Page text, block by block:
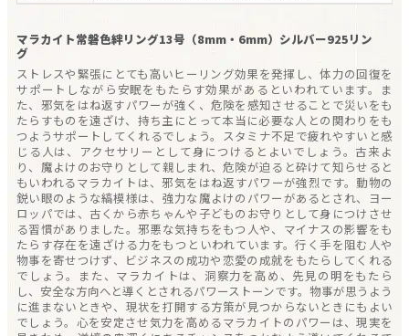
マラカイト常磐色絆リング13号（8mm・6mm）シルバー925リン
グ
ストレスや緊張にとても高いヒーリング効果を発揮し、体力の回復を
サポートしながら安眠をもたらす効果があるといわれています。ま
た、邪気をはね返すパワーが強く、危険を感知させることで災いをも
たらすものを遠ざけ、持ち主にとって本当に必要な人との関わりをも
つようサポートしてくれるでしょう。スタミナ不足で疲れやすいと感
じる人は、アクセサリーとして身につけるとよいでしょう。古来よ
り、魔よけのお守りとして親しまれ、危険が迫ると砕けて知らせると
もいわれるマラカイトは、邪気をはね返すパワーが強烈です。動物の
鋭い眼のような縞模様は、強力な魔よけのパワーがあるとされ、ヨー
ロッパでは、古くから赤ちゃんや子どものお守りとして身につけさせ
る習慣がありました。邪悪な気持ちをもつ人や、マイナスの影響をも
たらす存在を遠ざける力をもつといわれています。行く手を阻む人や
物事を寄せつけず、ビジネスの成功や恋愛の成就をもたらしてくれる
でしょう。また、マラカイトは、洞察力を高め、先見の明をもたら
し、安全な方向へと導くとされるパワーストーンです。物事が思うよう
に進まないときや、現状を打開する方策が見つからないときにもよい
でしょう。心を安定させ気力を高めるマラカイトのパワーは、現実を